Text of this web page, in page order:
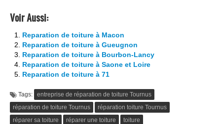
Voir Aussi:
Reparation de toiture à Macon
Reparation de toiture à Gueugnon
Reparation de toiture à Bourbon-Lancy
Reparation de toiture à Saone et Loire
Reparation de toiture à 71
Tags:
entreprise de réparation de toiture Tournus
réparation de toiture Tournus
réparation toiture Tournus
réparer sa toiture
réparer une toiture toiture